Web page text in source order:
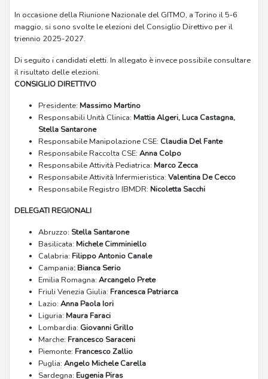
In occasione della Riunione Nazionale del GITMO, a Torino il 5-6
maggio, si sono svolte le elezioni del Consiglio Direttivo per il
triennio 2025-2027.
Di seguito i candidati eletti. In allegato è invece possibile consultare
il risultato delle elezioni.
CONSIGLIO DIRETTIVO
Presidente: Massimo Martino
Responsabili Unità Clinica: Mattia Algeri, Luca Castagna,
Stella Santarone
Responsabile Manipolazione CSE: Claudia Del Fante
Responsabile Raccolta CSE: Anna Colpo
Responsabile Attività Pediatrica: Marco Zecca
Responsabile Attività Infermieristica: Valentina De Cecco
Responsabile Registro IBMDR: Nicoletta Sacchi
DELEGATI REGIONALI
Abruzzo: Stella Santarone
Basilicata: Michele Cimminiello
Calabria: Filippo Antonio Canale
Campania: Bianca Serio
Emilia Romagna: Arcangelo Prete
Friuli Venezia Giulia: Francesca Patriarca
Lazio: Anna Paola Iori
Liguria: Maura Faraci
Lombardia: Giovanni Grillo
Marche: Francesco Saraceni
Piemonte: Francesco Zallio
Puglia: Angelo Michele Carella
Sardegna: Eugenia Piras